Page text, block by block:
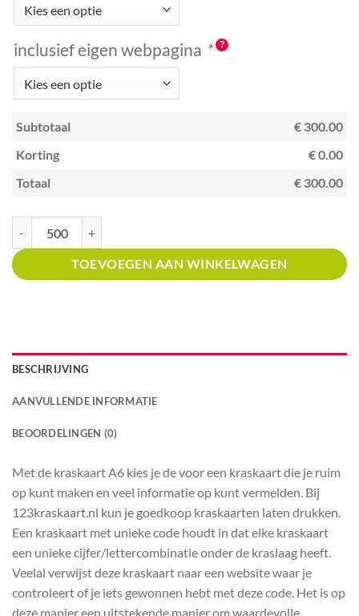
inclusief eigen webpagina *
Subtotaal
€ 300.00
Korting
€ 0.00
Totaal
€ 300.00
TOEVOEGEN AAN WINKELWAGEN
BESCHRIJVING
AANVULLENDE INFORMATIE
BEOORDELINGEN (0)
Met de kraskaart A6 kies je de voor een kraskaart die je ruim
op kunt maken en veel informatie op kunt vermelden. Bij
123kraskaart.nl kun je goedkoop kraskaarten laten drukken.
Een kraskaart met unieke code houdt in dat elke kraskaart
een unieke cijfer/lettercombinatie onder de kraslaag heeft.
Veelal verwijst deze kraskaart naar een website waar je
controleert of je iets gewonnen hebt met deze code. Het is op
deze manier een uitstekende manier om waardevolle